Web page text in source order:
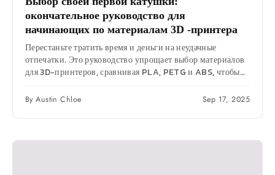
окончательное руководство для
начинающих по материалам 3D -принтера
Перестаньте тратить время и деньги на неудачные
отпечатки. Это руководство упрощает выбор материалов
для 3D-принтеров, сравнивая PLA, PETG и ABS, чтобы
By Austin Chloe Sep 17, 2025